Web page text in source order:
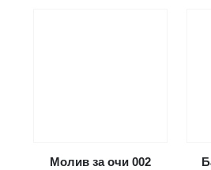
Молив за очи 002